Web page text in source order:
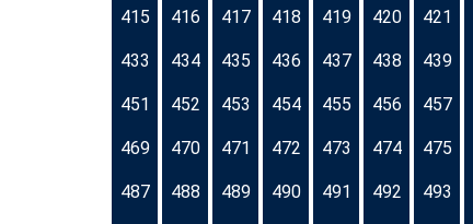
415 416 417 418 419 420 421
433 434 435 436 437 438 439
451 452 453 454 455 456 457
469 470 471 472 473 474 475
487 488 489 490 491 492 493